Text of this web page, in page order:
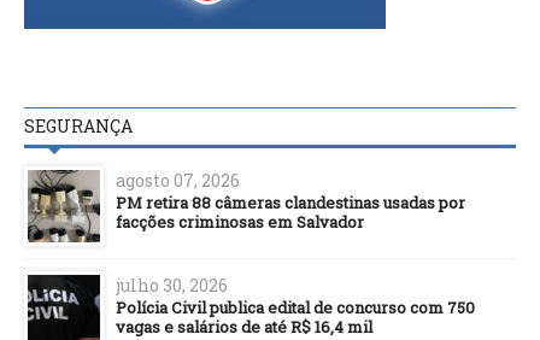
SEGURANÇA
agosto 07, 2026
PM retira 88 câmeras clandestinas usadas por
facções criminosas em Salvador
julho 30, 2026
Polícia Civil publica edital de concurso com 750
vagas e salários de até R$ 16,4 mil